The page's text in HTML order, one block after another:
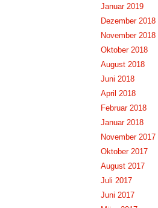
Januar 2019
Dezember 2018
November 2018
Oktober 2018
August 2018
Juni 2018
April 2018
Februar 2018
Januar 2018
November 2017
Oktober 2017
August 2017
Juli 2017
Juni 2017